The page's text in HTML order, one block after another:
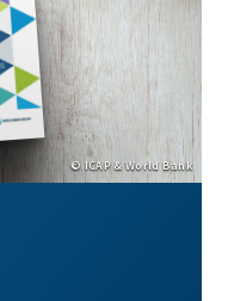
© ICAP & World Bank